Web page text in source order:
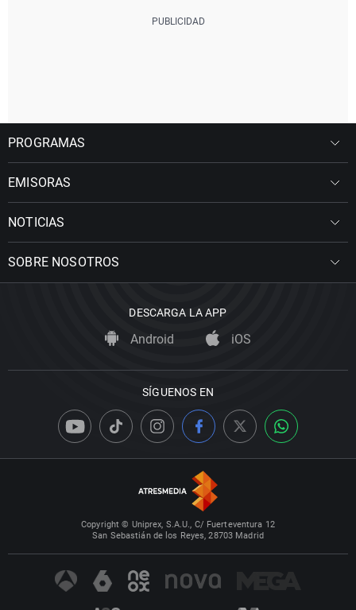
PROGRAMAS
EMISORAS
NOTICIAS
SOBRE NOSOTROS
DESCARGA LA APP
Android iOS
SÍGUENOS EN
Copyright © Uniprex, S.A.U., C/ Fuerteventura 12
San Sebastián de los Reyes, 28703 Madrid